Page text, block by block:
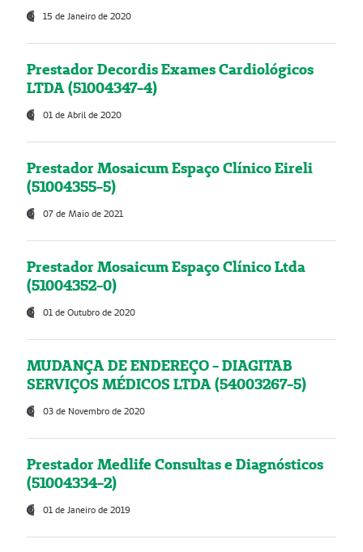
15 de Janeiro de 2020
Prestador Decordis Exames Cardiológicos
LTDA (51004347-4)
01 de Abril de 2020
Prestador Mosaicum Espaço Clínico Eireli
(51004355-5)
07 de Maio de 2021
Prestador Mosaicum Espaço Clínico Ltda
(51004352-0)
01 de Outubro de 2020
MUDANÇA DE ENDEREÇO - DIAGITAB
SERVIÇOS MÉDICOS LTDA (54003267-5)
03 de Novembro de 2020
Prestador Medlife Consultas e Diagnósticos
(51004334-2)
01 de Janeiro de 2019